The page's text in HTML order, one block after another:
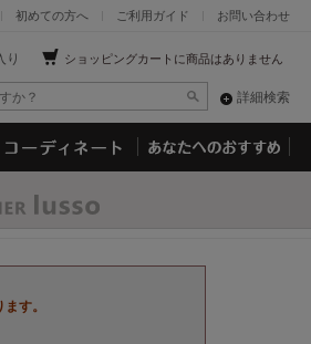
お問い合わせ
ご利用ガイド
初めての方へ
ショッピングカートに商品はありません
り
詳細検索
す。